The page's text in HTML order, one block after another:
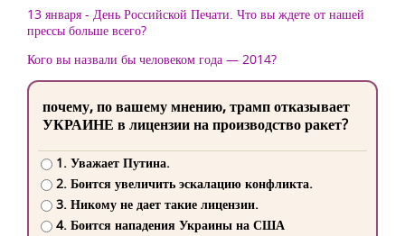
13 января - День Российской Печати. Что вы ждете от нашей
прессы больше всего?
Кого вы назвали бы человеком года — 2014?
почему, по вашему мнению, трамп отказывает
УКРАИНЕ в лицензии на производство ракет?
1. Уважает Путина.
2. Боится увеличить эскалацию конфликта.
3. Никому не дает такие лицензии.
4. Боится нападения Украины на США